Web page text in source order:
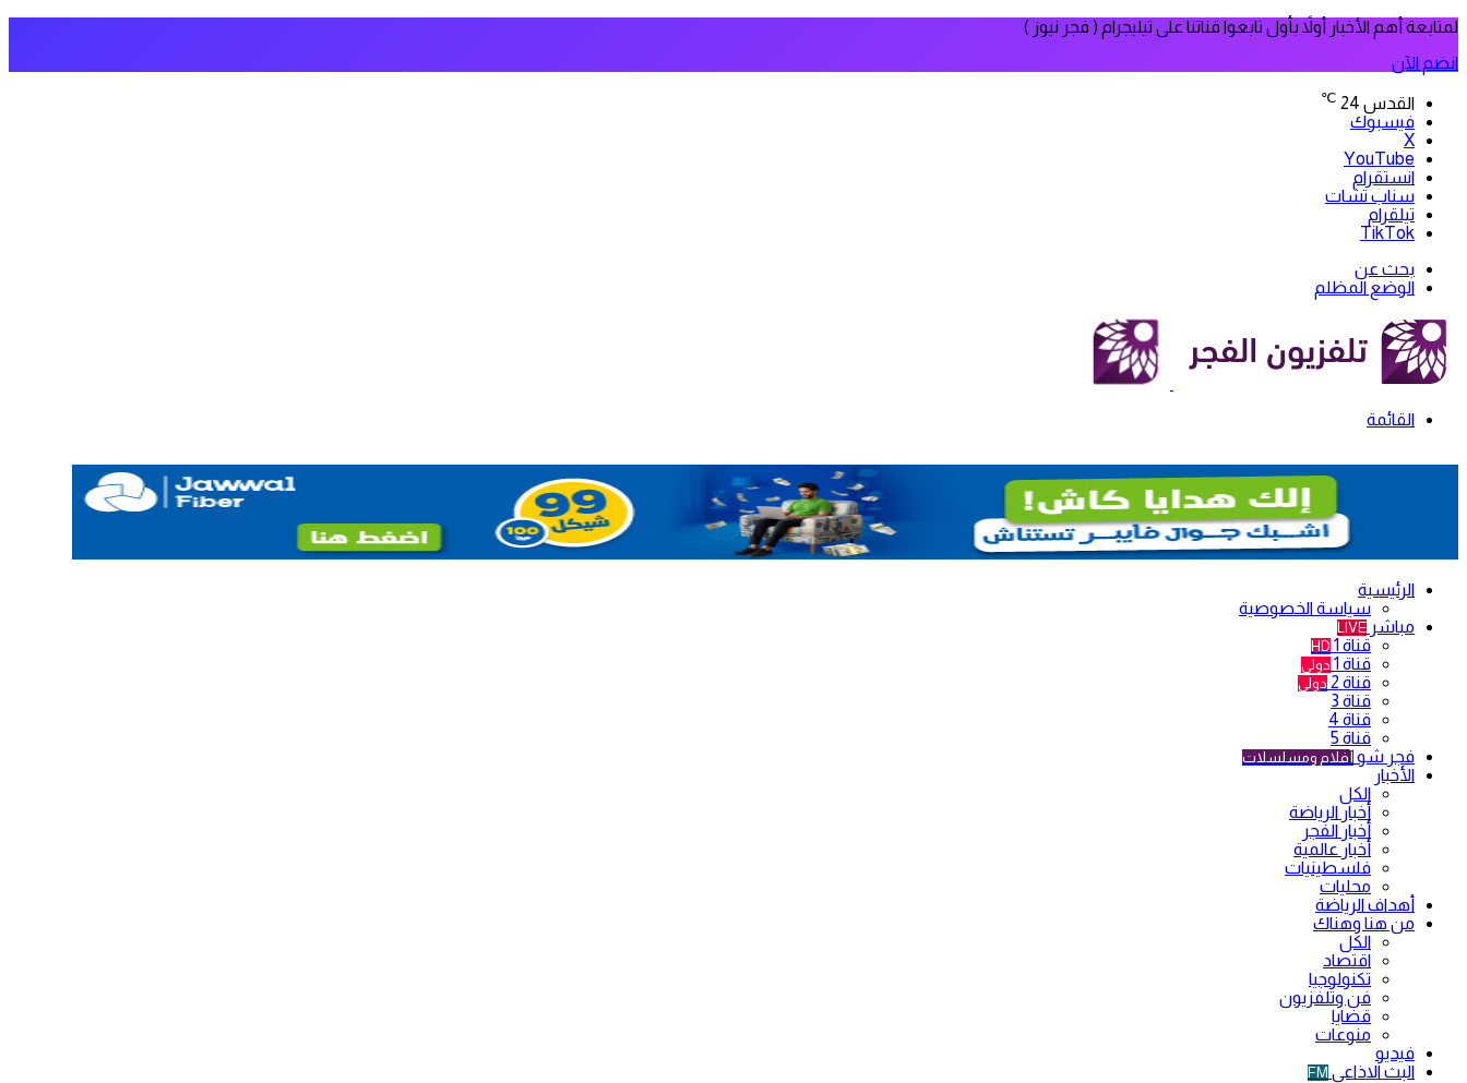
لمتابعة أهم الأخبار أولاً بأول تابعوا قناتنا على تيليجرام ( فجر نيوز )
انضم الآن
القدس 24
℃
فيسبوك
‫X
‫YouTube
انستقرام
سناب تشات
تيلقرام
‫TikTok
بحث عن
الوضع المظلم
القائمة
الرئيسية
سياسة الخصوصية
مباشر LIVE
قناة 1 HD
قناة 1 دولي
قناة 2 دولي
قناة 3
قناة 4
قناة 5
فجر شو أفلام ومسلسلات
الأخبار
الكل
أخبار الرياضة
أخبار الفجر
أخبار عالمية
فلسطينيات
محليات
أهداف الرياضة
من هنا وهناك
الكل
اقتصاد
تكنولوجيا
فن وتلفزيون
قضايا
منوعات
فيديو
البث الاذاعي FM